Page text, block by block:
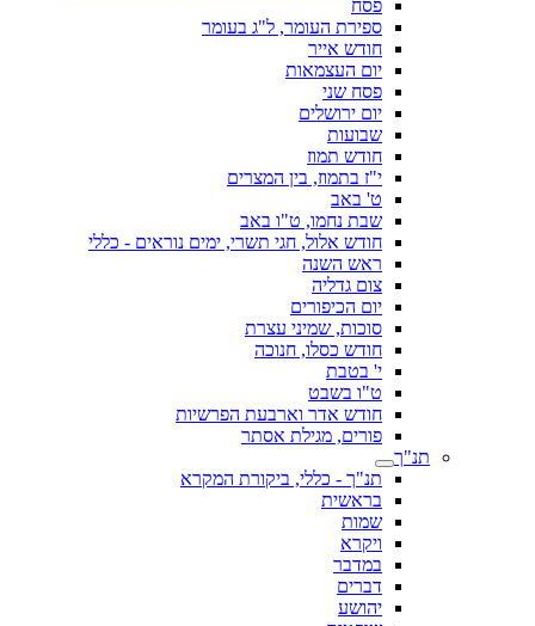
פסח
ספירת העומר, ל"ג בעומר
חודש אייר
יום העצמאות
פסח שני
יום ירושלים
שבועות
חודש תמוז
י"ז בתמוז, בין המצרים
ט' באב
שבת נחמו, ט"ו באב
חודש אלול, חגי תשרי, ימים נוראים - כללי
ראש השנה
צום גדליה
יום הכיפורים
סוכות, שמיני עצרת
חודש כסלו, חנוכה
י' בטבת
ט"ו בשבט
חודש אדר וארבעת הפרשיות
פורים, מגילת אסתר
תנ"ך
תנ"ך - כללי, ביקורת המקרא
בראשית
שמות
ויקרא
במדבר
דברים
יהושע